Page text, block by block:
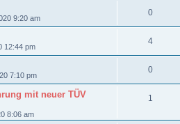
9:20 am
0
12:44 pm
4
7:10 pm
0
mit neuer TÜV
8:06 am
1